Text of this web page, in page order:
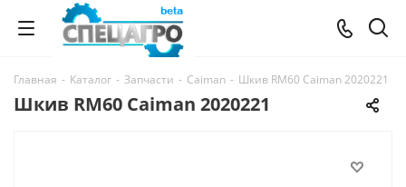
Главная - Каталог - Запчасти - Caiman - Шкив RM60 Caiman 2020221
Шкив RM60 Caiman 2020221